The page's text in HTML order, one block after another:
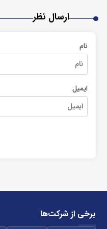
ارسال نظر
نام
ایمیل
برخی از شرکت‌ها